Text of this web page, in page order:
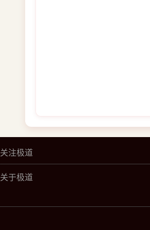
关注极道
关于极道